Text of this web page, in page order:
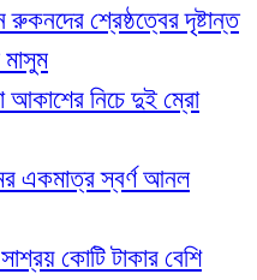
শ্রেষ্ঠত্বের দৃষ্টান্ত
আকাশের নিচে দুই ম্রো
একমাত্র স্বর্ণ আনল
কোটি টাকার বেশি